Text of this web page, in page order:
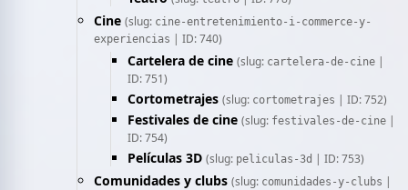
Cine (slug: cine-entretenimiento-i-commerce-y-
experiencias | ID: 740)
Cartelera de cine (slug: cartelera-de-cine |
ID: 751)
Cortometrajes (slug: cortometrajes | ID: 752)
Festivales de cine (slug: festivales-de-cine |
ID: 754)
Películas 3D (slug: peliculas-3d | ID: 753)
Comunidades y clubs (slug: comunidades-y-clubs |